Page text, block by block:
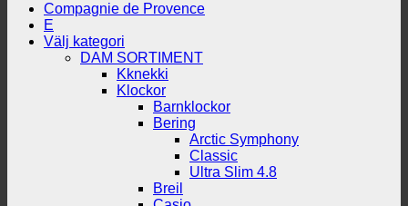
Compagnie de Provence
E
Välj kategori
DAM SORTIMENT
Kknekki
Klockor
Barnklockor
Bering
Arctic Symphony
Classic
Ultra Slim 4.8
Breil